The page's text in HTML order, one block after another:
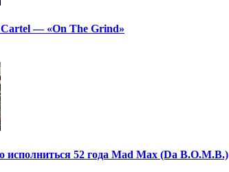
— «On The Grind»
исполниться 52 года Mad Max (Da B.O.M.B.)